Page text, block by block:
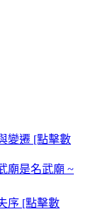
變遷 [點擊數
廟是名武廟 ~
序 [點擊數